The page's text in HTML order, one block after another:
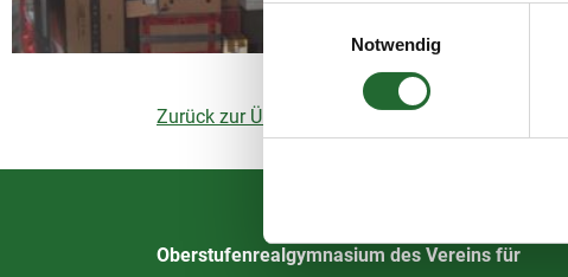
Einwilligungsauswahl
Notwendig
Zurück zur Übersicht
Oberstufenrealgymnasium des Vereins für